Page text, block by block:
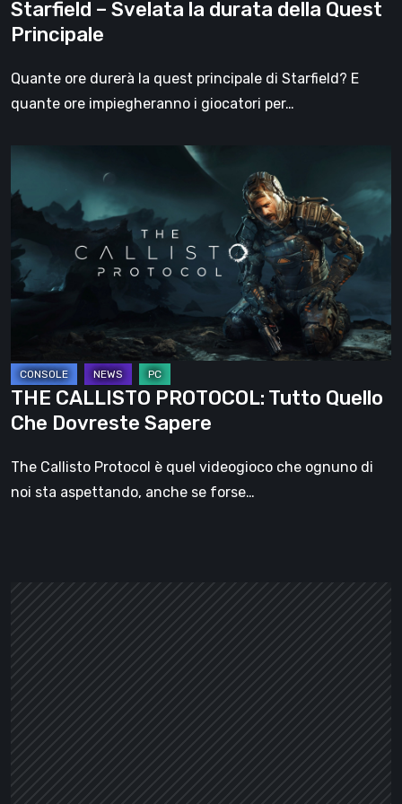
Starfield – Svelata la durata della Quest
Principale
Quante ore durerà la quest principale di Starfield? E
quante ore impiegheranno i giocatori per…
THE
PROTOCOL:
Quello
Che
Dovreste
THE CALLISTO PROTOCOL: Tutto Quello
Che Dovreste Sapere
The Callisto Protocol è quel videogioco che ognuno di
noi sta aspettando, anche se forse…